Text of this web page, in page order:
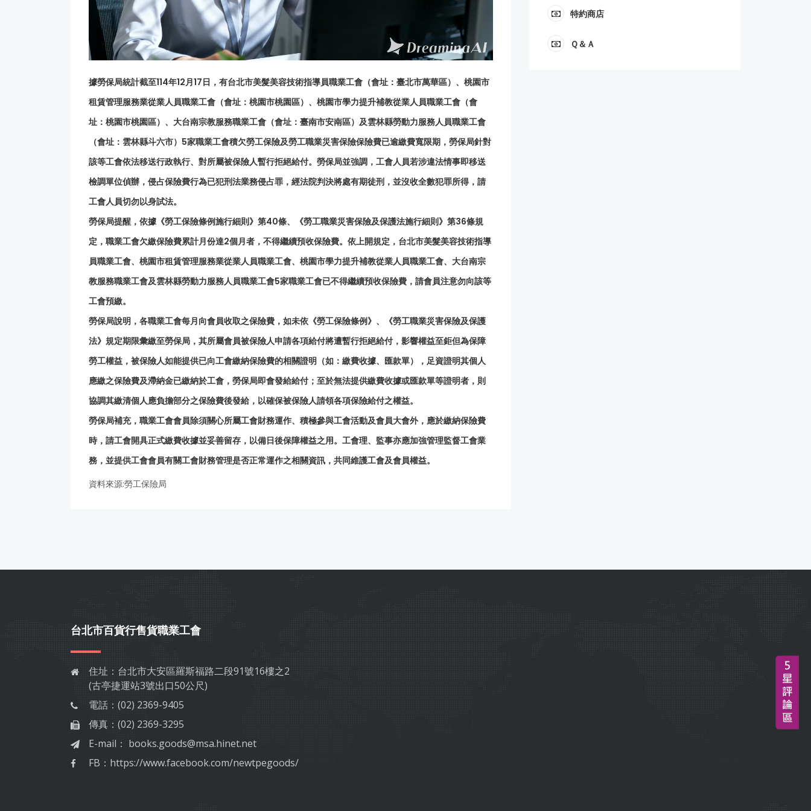
據勞保局統計截至114年12月17日，有台北市美髮美容技術指導員職業工會（會址：臺北市萬華區）、桃園市
租賃管理服務業從業人員職業工會（會址：桃園市桃園區）、桃園市學力提升補教從業人員職業工會（會
址：桃園市桃園區）、大台南宗教服務職業工會（會址：臺南市安南區）及雲林縣勞動力服務人員職業工會
（會址：雲林縣斗六市）5家職業工會積欠勞工保險及勞工職業災害保險保險費已逾繳費寬限期，勞保局針對
該等工會依法移送行政執行、對所屬被保險人暫行拒絕給付。勞保局並強調，工會人員若涉違法情事即移送
檢調單位偵辦，侵占保險費行為已犯刑法業務侵占罪，經法院判決將處有期徒刑，並沒收全數犯罪所得，請
工會人員切勿以身試法。
勞保局提醒，依據《勞工保險條例施行細則》第40條、《勞工職業災害保險及保護法施行細則》第36條規
定，職業工會欠繳保險費累計月份達2個月者，不得繼續預收保險費。依上開規定，台北市美髮美容技術指導
員職業工會、桃園市租賃管理服務業從業人員職業工會、桃園市學力提升補教從業人員職業工會、大台南宗
教服務職業工會及雲林縣勞動力服務人員職業工會5家職業工會已不得繼續預收保險費，請會員注意勿向該等
工會預繳。
勞保局說明，各職業工會每月向會員收取之保險費，如未依《勞工保險條例》、《勞工職業災害保險及保護
法》規定期限彙繳至勞保局，其所屬會員被保險人申請各項給付將遭暫行拒絕給付，影響權益至鉅但為保障
勞工權益，被保險人如能提供已向工會繳納保險費的相關證明（如：繳費收據、匯款單），足資證明其個人
應繳之保險費及滯納金已繳納於工會，勞保局即會發給給付；至於無法提供繳費收據或匯款單等證明者，則
協調其繳清個人應負擔部分之保險費後發給，以確保被保險人請領各項保險給付之權益。
勞保局補充，職業工會會員除須關心所屬工會財務運作、積極參與工會活動及會員大會外，應於繳納保險費
時，請工會開具正式繳費收據並妥善留存，以備日後保障權益之用。工會理、監事亦應加強管理監督工會業
務，並提供工會會員有關工會財務管理是否正常運作之相關資訊，共同維護工會及會員權益。
資料來源:勞工保險局
特約商店
Ｑ＆Ａ
台北市百貨行售貨職業工會
住址：台北市大安區羅斯福路二段91號16樓之2
(古亭捷運站3號出口50公尺)
電話： (02) 2369-9405
傳真： (02) 2369-3295
E-mail： books.goods@msa.hinet.net
FB： https://www.facebook.com/newtpegoods/